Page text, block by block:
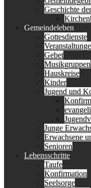
Geschichte
Gemeindeleben
Gottesdienste
Gebet
Musikgruppen
Hauskreise
Kinder
Jugend und
Junge
Erwachsene
Senioren
Lebensschritte
Taufe
Konfirmation
Seelsorge